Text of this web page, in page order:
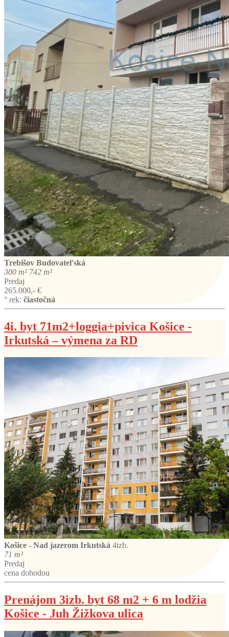
Trebišov Budovateľská
300 m² 742 m²
Predaj
265.000,- €
° rek: čiastočná
4i. byt 71m2+loggia+pivica Košice -
Irkutská – výmena za RD
Košice - Nad jazerom Irkutská 4izb.
71 m²
Predaj
cena dohodou
Prenájom 3izb. byt 68 m2 + 6 m lodžia
Košice - Juh Žižkova ulica